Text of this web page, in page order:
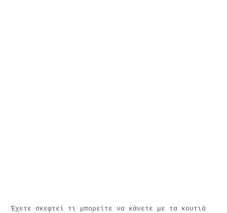
Έχετε σκεφτεί τι μπορείτε να κάνετε με τα κουτιά